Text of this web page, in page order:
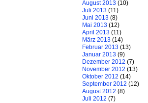
August 2013 (10)
Juli 2013 (11)
Juni 2013 (8)
Mai 2013 (12)
April 2013 (11)
März 2013 (14)
Februar 2013 (13)
Januar 2013 (9)
Dezember 2012 (7)
November 2012 (13)
Oktober 2012 (14)
September 2012 (12)
August 2012 (8)
Juli 2012 (7)